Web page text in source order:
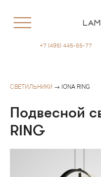
+7 (495) 445-55-77
СВЕТИЛЬНИКИ → IONA RING
Подвесной
RING